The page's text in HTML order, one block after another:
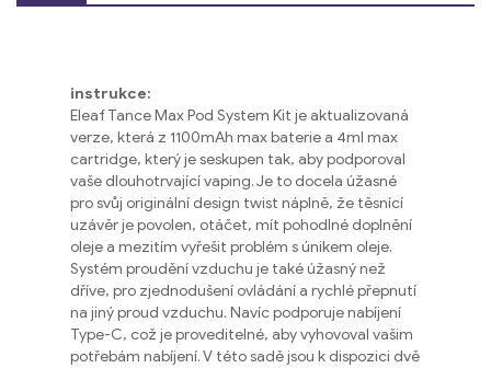
instrukce:
Eleaf Tance Max Pod System Kit je aktualizovaná
verze, která z 1100mAh max baterie a 4ml max
cartridge, který je seskupen tak, aby podporoval
vaše dlouhotrvající vaping. Je to docela úžasné
pro svůj originální design twist náplně, že těsnící
uzávěr je povolen, otáčet, mít pohodlné doplnění
oleje a mezitím vyřešit problém s únikem oleje.
Systém proudění vzduchu je také úžasný než
dříve, pro zjednodušení ovládání a rychlé přepnutí
na jiný proud vzduchu. Navíc podporuje nabíjení
Type-C, což je proveditelné, aby vyhovoval vašim
potřebám nabíjení. V této sadě jsou k dispozici dvě